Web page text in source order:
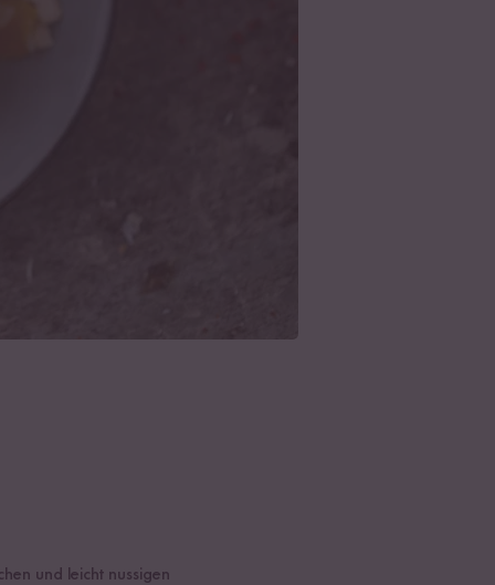
und leicht nussigen